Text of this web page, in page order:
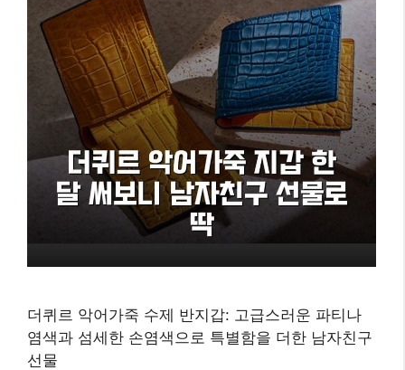
더퀴르 악어가죽 수제 반지갑: 고급스러운 파티나
염색과 섬세한 손염색으로 특별함을 더한 남자친구
선물